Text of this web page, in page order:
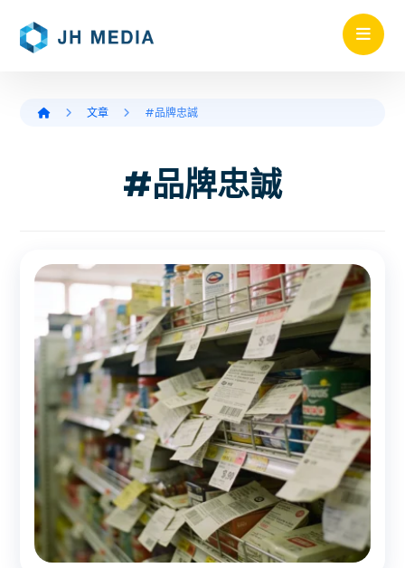
文章 #品牌忠誠
#品牌忠誠